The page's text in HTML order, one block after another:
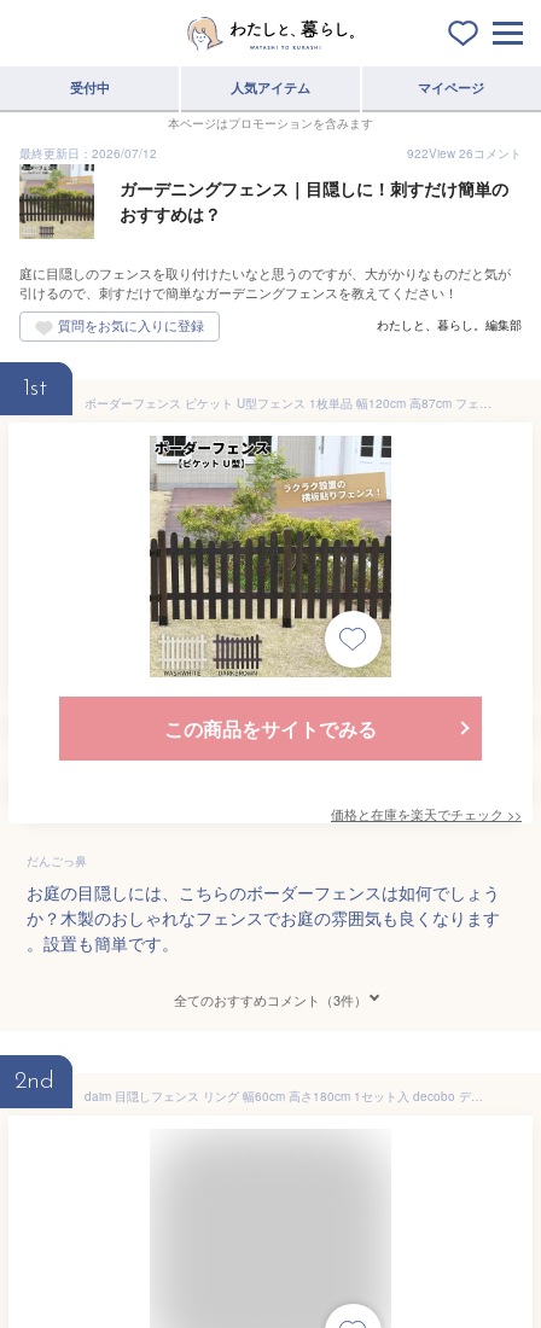
受付中 人気アイテム マイページ
本ページはプロモーションを含みます
最終更新日：2026/07/12
922View 26コメント
ガーデニングフェンス｜目隠しに！刺すだけ簡単の
おすすめは？
庭に目隠しのフェンスを取り付けたいなと思うのですが、大がかりなものだと気が
引けるので、刺すだけで簡単なガーデニングフェンスを教えてください！
わたしと、暮らし。編集部
1st
ボーダーフェンス ピケット U型フェンス 1枚単品 幅120cm 高87cm フェンス 木製 目隠し ガーデンフェンス ウッドフェンス ボーダーフェンス 外構フェンス ガーデン 屋外 庭 ベランダ 柵 目隠しフェンス ガーデニング 外構 DIY jsbf-pu1200
この商品をサイトでみる
価格と在庫を楽天でチェック >>
だんごっ鼻
お庭の目隠しには、こちらのボーダーフェンスは如何でしょう
か？木製のおしゃれなフェンスでお庭の雰囲気も良くなります
。設置も簡単です。
全てのおすすめコメント（3件）
2nd
daim 目隠しフェンス リング 幅60cm 高さ180cm 1セット入 decobo デコボ 目隠し フェンス 目隠しフェンス 屋外 隣家 柵 べランダ 玄関 庭 おしゃれ ポリカパネル ガーデニング エクステリア 屋外フェンス パーテーション (リング 180cm)